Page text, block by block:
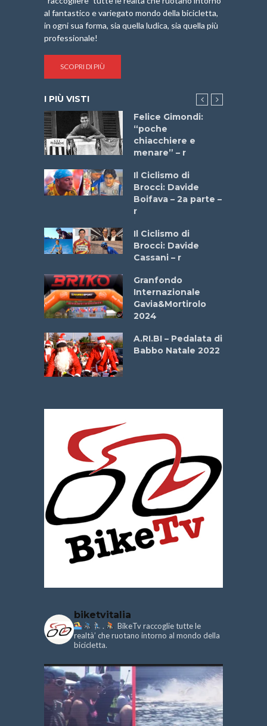
al fantastico e variegato mondo della bicicletta,
in ogni sua forma, sia quella ludica, sia quella più
professionale!
SCOPRI DI PIÙ
I PIÙ VISTI
Felice Gimondi:
“poche
chiacchiere e
menare” – r
Il Ciclismo di
Brocci: Davide
Boifava – 2a parte –
r
Il Ciclismo di
Brocci: Davide
Cassani – r
Granfondo
Internazionale
Gavia&Mortirolo
2024
A.RI.BI – Pedalata di
Babbo Natale 2022
biketvitalia
.
BikeTv raccoglie tutte le
realtà’ che ruotano intorno al mondo della
bicicletta.